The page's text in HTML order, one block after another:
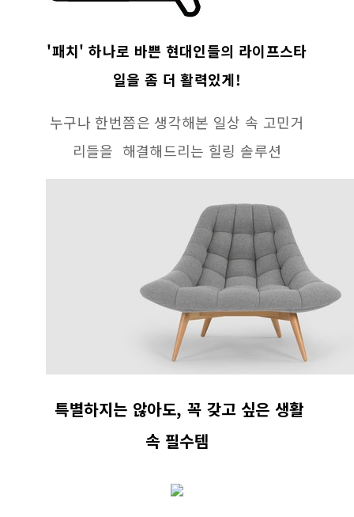
'패치' 하나로 바쁜 현대인들의 라이프스타
일을 좀 더 활력있게!
누구나 한번쯤은 생각해본 일상 속 고민거
리들을 해결해드리는 힐링 솔루션
특별하지는 않아도, 꼭 갖고 싶은 생활
속 필수템